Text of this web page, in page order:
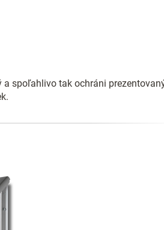
a spoľahlivo tak ochráni